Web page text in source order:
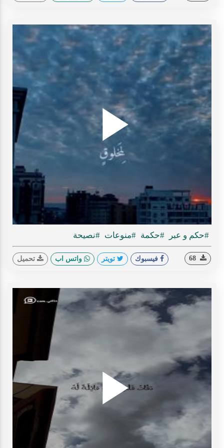
Play
#حكم و عبر #حكمة #منوعات #نصيحة
فيسبوك تويتر واتس اب تحميل
Play